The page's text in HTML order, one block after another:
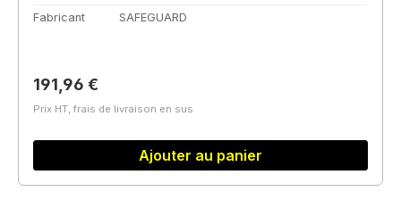
Fabricant
SAFEGUARD
Prix régulier :
191,96 €
Prix HT, frais de livraison en sus
Ajouter au panier